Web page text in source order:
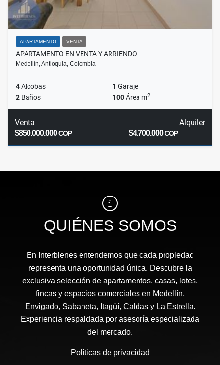
APARTAMENTO VENTA
APARTAMENTO EN VENTA Y ARRIENDO
Medellín, Antioquia, Colombia
4Alcobas 1 Garaje
2 Baños 100Área m2
Venta
$850.000.000COP
Alquiler
$4.700.000COP
QUIÉNES SOMOS
En Interbienes entendemos que cada propiedad
representa una oportunidad única. Descubre la
exclusiva selección de apartamentos, casas, lotes,
fincas y espacios comerciales en Medellín,
Envigado, Sabaneta, Itagüí, Caldas y La Estrella.
Experiencia respaldada por asesoría especializada
del mercado.
Políticas de privacidad